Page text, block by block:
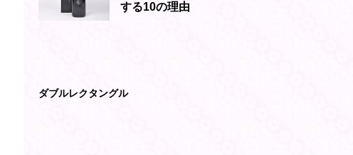
する10の理由
ダブルレクタングル